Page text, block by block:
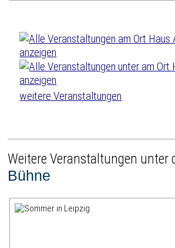
weitere Veranstaltungen
Weitere Veranstaltungen unter
Bühne